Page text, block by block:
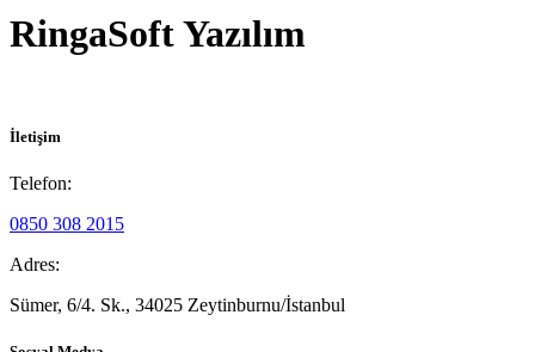
RingaSoft Yazılım
İletişim
Telefon:
0850 308 2015
Adres:
Sümer, 6/4. Sk., 34025 Zeytinburnu/İstanbul